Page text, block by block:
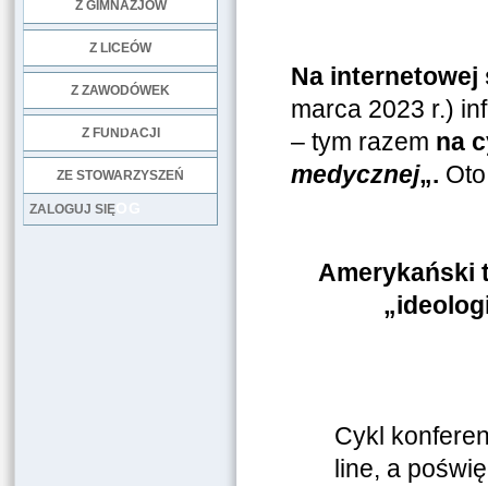
Z GIMNAZJÓW
Z LICEÓW
Z ZAWODÓWEK
Z FUNDACJI
ZE STOWARZYSZEŃ
LOG
ZALOGUJ SIĘ
Na internetowej
marca 2023 r.)
– tym razem na
medycznej„.
Amerykański
Cykl
line, a